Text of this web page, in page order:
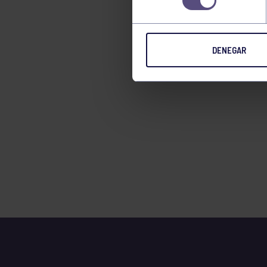
DENEGAR
TIRO CON ARCO